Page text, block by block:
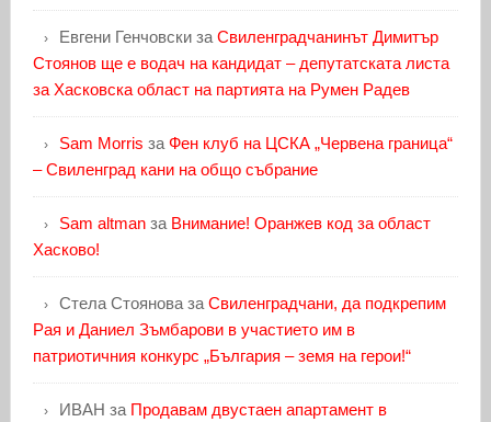
Евгени Генчовскиза Свиленградчанинът Димитър
Стоянов ще е водач на кандидат – депутатската листа
за Хасковска област на партията на Румен Радев
Sam Morris за Фен клуб на ЦСКА „Червена граница“
– Свиленград кани на общо събрание
Sam altmanза Внимание! Оранжев код за област
Хасково!
Стела Стояноваза Свиленградчани, да подкрепим
Рая и Даниел Зъмбарови в участието им в
патриотичния конкурс „България – земя на герои!“
ИВАН за Продавам двустаен апартамент в